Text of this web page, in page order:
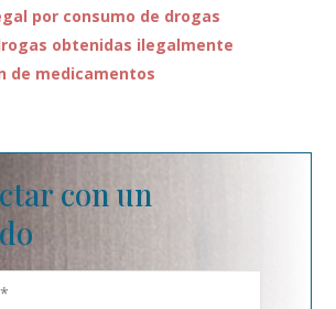
por consumo de drogas
obtenidas ilegalmente
de medicamentos
con un